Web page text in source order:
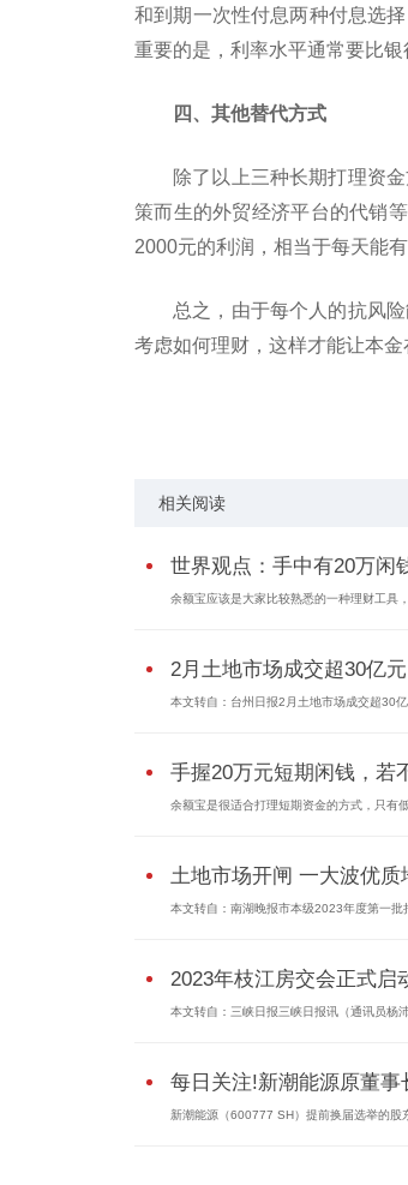
和到期一次性付息两种付息选
重要的是，利率水平通常要比银
四、其他替代方式
除了以上三种长期打理资
策而生的外贸经济平台的代销
2000元的利润，相当于每天能
总之，由于每个人的抗风
考虑如何理财，这样才能让本
相关阅读
世界观点：手中有20万闲
余额宝应该是大家比较熟悉的一种理财工具
2月土地市场成交超30亿元
本文转自：台州日报2月土地市场成交超30
手握20万元短期闲钱，若
余额宝是很适合打理短期资金的方式，只有
土地市场开闸 一大波优质
本文转自：南湖晚报市本级2023年度第一批
2023年枝江房交会正式启
本文转自：三峡日报三峡日报讯（通讯员杨
每日关注!新潮能源原董事
新潮能源（600777 SH）提前换届选举的股